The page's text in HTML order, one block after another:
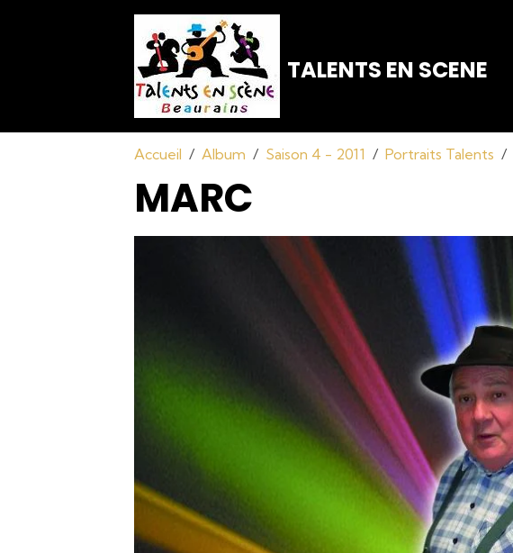
TALENTS EN SCENE
Accueil Album Saison 4 - 2011 Portraits Talents
MARC